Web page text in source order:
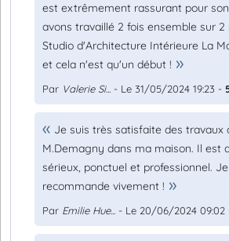
est extrêmement rassurant pour
avons travaillé 2 fois ensemble sur
Studio d'Architecture Intérieure La
et cela n'est qu'un début !
Par Valerie Si... - Le 31/05/2024 19:23 -
Je suis très satisfaite des travaux
M.Demagny dans ma maison. Il est
sérieux, ponctuel et professionnel.
recommande vivement !
Par Emilie Hue... - Le 20/06/2024 09:02